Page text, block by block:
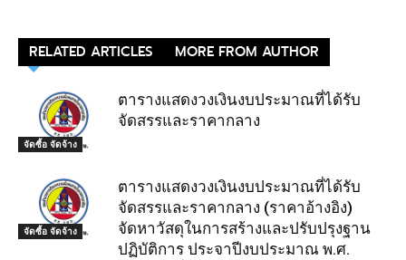
RELATED ARTICLES MORE FROM AUTHOR
จัดซื้อ จัดจ้าง
ตารางแสดงวงเงินงบประมาณที่ได้รับ
จัดสรรและราคากลาง
จัดซื้อ จัดจ้าง
ตารางแสดงวงเงินงบประมาณที่ได้รับ
จัดสรรและราคากลาง (ราคาอ้างอิง)
จัดหาวัสดุในการสร้างและปรับปรุงฐาน
ปฏิบัติการ ประจาปีงบประมาณ พ.ศ.